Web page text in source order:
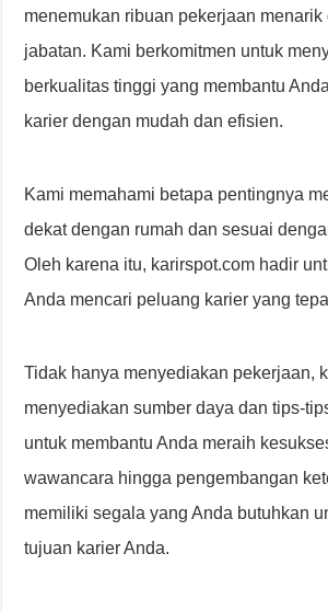
menemukan ribuan pekerjaan menarik
jabatan. Kami berkomitmen untuk
berkualitas tinggi yang membantu
karier dengan mudah dan efisien.
Kami memahami betapa pentingnya
dekat dengan rumah dan sesuai
Oleh karena itu, karirspot.com hadir
Anda mencari peluang karier yang
Tidak hanya menyediakan pekerjaan,
menyediakan sumber daya dan tips-
untuk membantu Anda meraih
wawancara hingga pengembangan
memiliki segala yang Anda butuhkan
tujuan karier Anda.